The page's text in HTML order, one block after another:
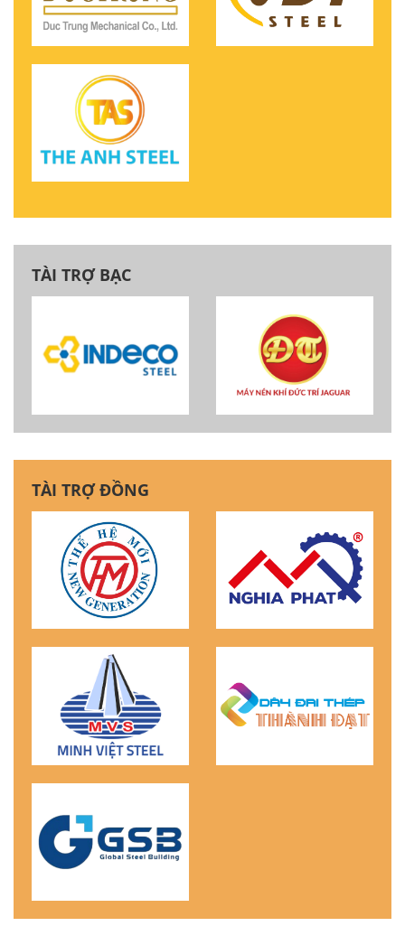
TÀI TRỢ BẠC
TÀI TRỢ ĐỒNG